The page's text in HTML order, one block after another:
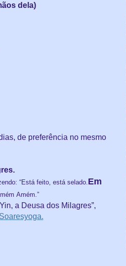
dela)
de preferência no mesmo
“Está feito, está selado. Em
Amém .”
a Deusa dos Milagres”,